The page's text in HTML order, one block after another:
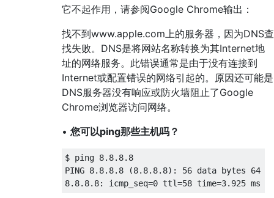
它不起作用，请参阅Google Chrome输出：
找不到www.apple.com上的服务器，因为DNS查
找失败。DNS是将网站名称转换为其Internet地
址的网络服务。此错误通常是由于没有连接到
Internet或配置错误的网络引起的。原因还可能是
DNS服务器没有响应或防火墙阻止了Google
Chrome浏览器访问网络。
• 您可以ping那些主机吗？
$ ping 8.8.8.8
PING 8.8.8.8 (8.8.8.8): 56 data bytes 64